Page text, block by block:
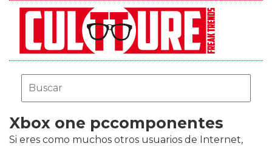
Xbox one pccomponentes
Si eres como muchos otros usuarios de Internet,